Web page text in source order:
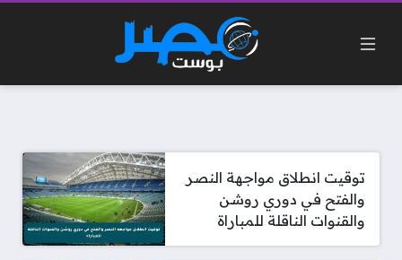
توقيت انطلاق مواجهة النصر
والفتح في دوري روشن
والقنوات الناقلة للمباراة